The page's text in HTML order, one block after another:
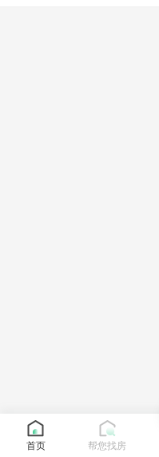
首页 帮您找房